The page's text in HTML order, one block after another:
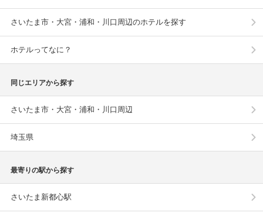
さいたま市・大宮・浦和・川口周辺のホテルを探す
ホテルってなに？
同じエリアから探す
さいたま市・大宮・浦和・川口周辺
埼玉県
最寄りの駅から探す
さいたま新都心駅